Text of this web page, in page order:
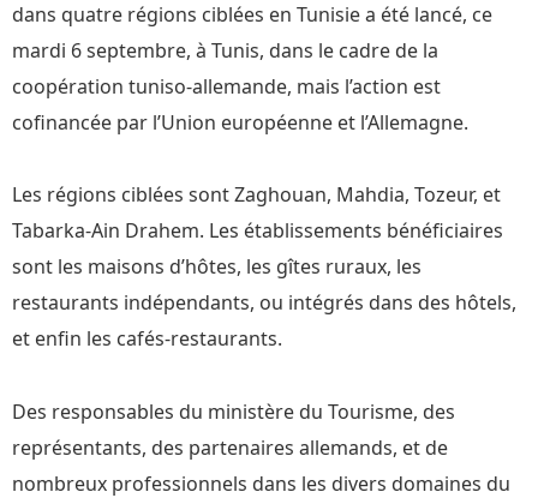
dans quatre régions ciblées en Tunisie a été lancé, ce
mardi 6 septembre, à Tunis, dans le cadre de la
coopération tuniso-allemande, mais l’action est
cofinancée par l’Union européenne et l’Allemagne.
Les régions ciblées sont Zaghouan, Mahdia, Tozeur, et
Tabarka-Ain Drahem. Les établissements bénéficiaires
sont les maisons d’hôtes, les gîtes ruraux, les
restaurants indépendants, ou intégrés dans des hôtels,
et enfin les cafés-restaurants.
Des responsables du ministère du Tourisme, des
représentants, des partenaires allemands, et de
nombreux professionnels dans les divers domaines du